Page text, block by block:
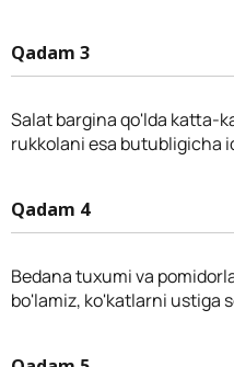
Qadam 3
Salat bargina qo'lda katta-
rukkolani esa butubligicha
Qadam 4
Bedana tuxumi va
bo'lamiz, ko'katlarni ustiga